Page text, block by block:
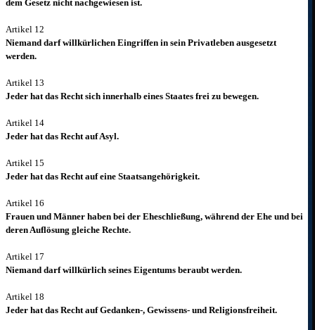
dem Gesetz nicht nachgewiesen ist.
Artikel 12
Niemand darf willkürlichen Eingriffen in sein Privatleben ausgesetzt
werden.
Artikel 13
Jeder hat das Recht sich innerhalb eines Staates frei zu bewegen.
Artikel 14
Jeder hat das Recht auf Asyl.
Artikel 15
Jeder hat das Recht auf eine Staatsangehörigkeit.
Artikel 16
Frauen und Männer haben bei der Eheschließung, während der Ehe und bei
deren Auflösung gleiche Rechte.
Artikel 17
Niemand darf willkürlich seines Eigentums beraubt werden.
Artikel 18
Jeder hat das Recht auf Gedanken-, Gewissens- und Religionsfreiheit.